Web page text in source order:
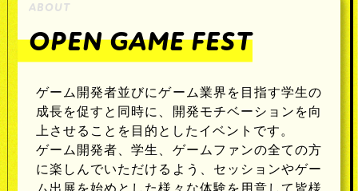
ABOUT
OPEN GAME FEST
ゲーム開発者並びにゲーム業界を目指す学生の
成長を促すと同時に、開発モチベーションを向
上させることを目的としたイベントです。
ゲーム開発者、学生、ゲームファンの全ての方
に楽しんでいただけるよう、セッションやゲー
ム出展を始めとした様々な体験を用意して皆様